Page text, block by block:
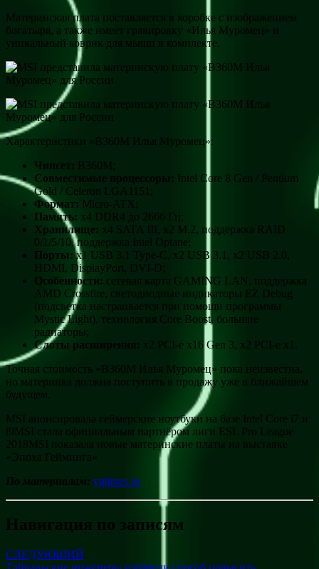
Материнская плата поставляется в коробке с изображением
богатыря, а также имеет гравировку «Илья Муромец» и
уникальный коврик для мыши в комплекте.
Характеристики «B360M Илья Муромец»:
Чипсет: B360M;
Совместимые процессоры: Intel Core 8 Gen / Pentium
Gold / Celeron LGA1151;
Формат: Micro-ATX;
Память: x4 DDR4 до 2666 Гц;
Хранилище: x4 SATA III, x2 M.2, поддержка RAID
0/1/5/10, поддержка Intel Optane;
Порты:x1 USB 3.1 Type-C, x2 USB 3.1, x2 USB 2.0,
HDMI, DisplayPort, DVI-D;
Особенности: сетевая карта GAMING LAN, поддержка
AMD Crossfire, светодиодные индикаторы EZ Debug
(подсветка настраивается при помощи программы
Mystic Light), технология Core Boost, большие
радиаторы;
Слоты расширения: x2 PCI-e x16 Gen 3, x2 PCI-e x1.
Точная стоимость «B360M Илья Муромец» пока неизвестна,
но материнка должна поступить в продажу уже в ближайшем
будущем.
MSI анонсировала геймерские ноутбуки на базе Intel Core i7 и
i9MSI стала официальным партнёром лиги ESL Pro League
2018MSI показала новые материнские платы на выставке
«Эпоха Гейминга»
По материалам: vgtimes.ru
Навигация по записям
СЛЕДУЮЩИЙ